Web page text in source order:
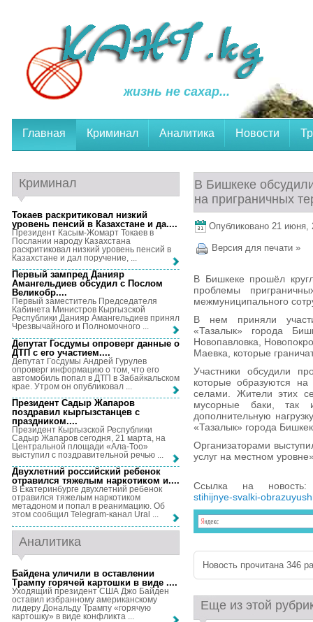
жизнь не сахар...
Главная Криминал Аналитика Новости
В Бишкеке
на приграничных
Опубликовано 21 июня,
Версия для печати »
В Бишкеке прошёл
проблемы
межмуниципального
В нем приняли
«Тазалык» города
Новопавловка,
Маевка, которые
Участники обсудили
которые образуются
селами. Жители этих
мусорные баки, так
дополнительную
«Тазалык» города
Организаторами
услуг на местном
Ссылка на
stihijnye-svalki-
Новость прочитана 346
Еще из этой
Криминал
Токаев раскритиковал низкий
уровень пенсий в Казахстане и да....
Президент Касым-Жомарт Токаев в
Послании народу Казахстана
раскритиковал низкий уровень пенсий в
Казахстане и дал поручение, ...
Первый зампред Данияр
Амангельдиев обсудил с Послом
Великобр....
Первый заместитель Председателя
Кабинета Министров Кыргызской
Республики Данияр Амангельдиев принял
Чрезвычайного и Полномочного ...
Депутат Госдумы опроверг данные о
ДТП с его участием....
Депутат Госдумы Андрей Гурулев
опроверг информацию о том, что его
автомобиль попал в ДТП в Забайкальском
крае. Утром он опубликовал ...
Президент Садыр Жапаров
поздравил кыргызстанцев с
праздником....
Президент Кыргызской Республики
Садыр Жапаров сегодня, 21 марта, на
Центральной площади «Ала-Тоо»
выступил с поздравительной речью ...
Двухлетний российский ребенок
отравился тяжелым наркотиком и....
В Екатеринбурге двухлетний ребенок
отравился тяжелым наркотиком
метадоном и попал в реанимацию. Об
этом сообщил Telegram-канал Ural ...
Аналитика
Байдена уличили в оставлении
Трампу горячей картошки в виде ....
Уходящий президент США Джо Байден
оставил избранному американскому
лидеру Дональду Трампу «горячую
картошку» в виде конфликта ...